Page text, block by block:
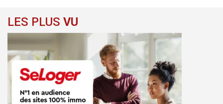
LES PLUS VU